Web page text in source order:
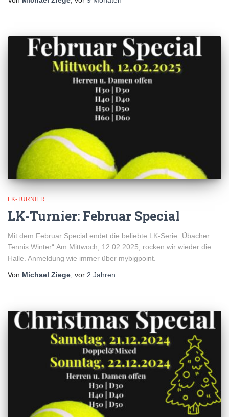
LK-TURNIER
LK-Turnier: Februar Special
Mit dem Februar Special endet die beliebte LK-Serie „Übacher
Tennis Winter“.Am Mittwoch, 12.02.2025, rocken wir wieder die
Halle. Anmeldung wie immer über mybigpoint.
Von Michael Ziege , vor 2 Jahren